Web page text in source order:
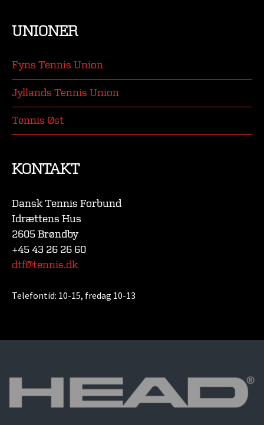
UNIONER
Fyns Tennis Union
Jyllands Tennis Union
Tennis Øst
KONTAKT
Dansk Tennis Forbund
Idrættens Hus
2605 Brøndby
+45 43 26 26 60
dtf@tennis.dk
Telefontid: 10-15, fredag 10-13